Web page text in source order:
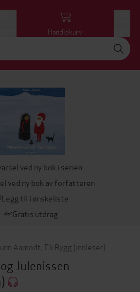
Handlekurv
ved ny bok i serien
ved ny bok av forfatteren
Legg til i ønskeliste
Gratis utdrag
Aamodt Eli Rygg (innleser)
Julenissen